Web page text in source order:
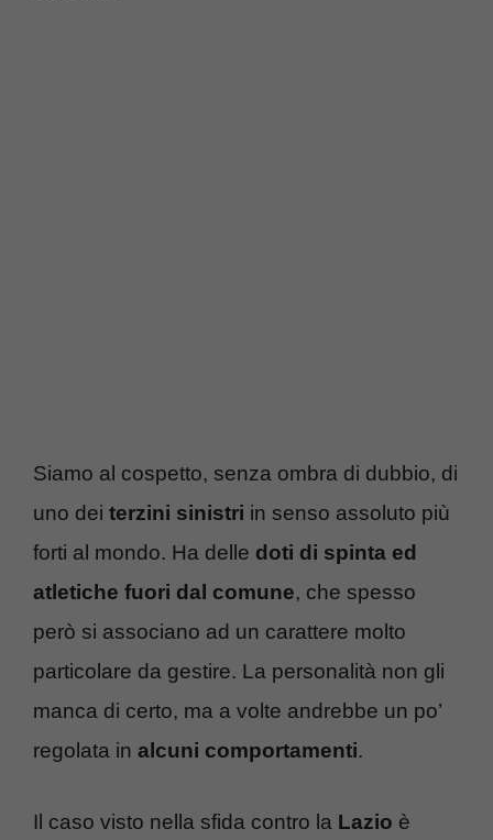
Siamo al cospetto, senza ombra di dubbio, di
uno dei terzini sinistri in senso assoluto più
forti al mondo. Ha delle doti di spinta ed
atletiche fuori dal comune, che spesso
però si associano ad un carattere molto
particolare da gestire. La personalità non gli
manca di certo, ma a volte andrebbe un po’
regolata in alcuni comportamenti.
Il caso visto nella sfida contro la Lazio è